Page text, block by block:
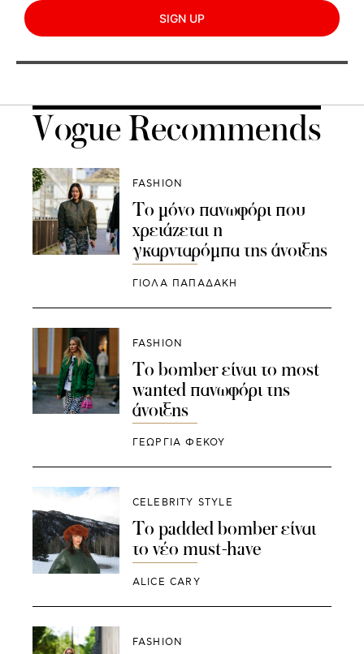
SIGN UP
Vogue Recommends
FASHION
Το μόνο πανωφόρι που
χρειάζεται η
γκαρνταρόμπα της άνοιξης
ΓΙΌΛΑ ΠΑΠΑΔΆΚΗ
FASHION
Το bomber είναι το most
wanted πανωφόρι της
άνοιξης
ΓΕΩΡΓΙΑ ΦΕΚΟΥ
CELEBRITY STYLE
To padded bomber είναι
το νέο must-have
ALICE CARY
FASHION